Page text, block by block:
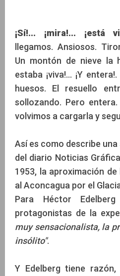
¡Sí!... ¡mira!... ¡está
llegamos. Ansiosos.
Un montón de nieve la
estaba ¡viva!... ¡Y
huesos. El resuello
sollozando. Pero
volvimos a cargarla y
Así es como describe
del diario Noticias
1953, la aproximación de
al Aconcagua por el
Para Héctor
protagonistas de la
muy sensacionalista, la
insólito".
Y Edelberg tiene